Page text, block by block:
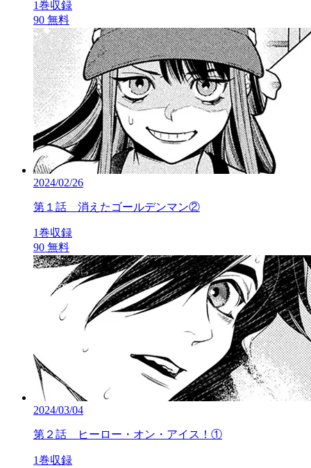
1巻収録
90 無料
2024/02/26
第１話 消えたゴールデンマン②
1巻収録
90 無料
2024/03/04
第２話 ヒーロー・オン・アイス！①
1巻収録